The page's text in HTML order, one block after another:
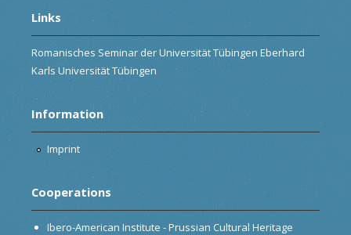
Links
Romanisches Seminar der Universität Tübingen Eberhard
Karls Universität Tübingen
Information
Imprint
Cooperations
Ibero-American Institute - Prussian Cultural Heritage